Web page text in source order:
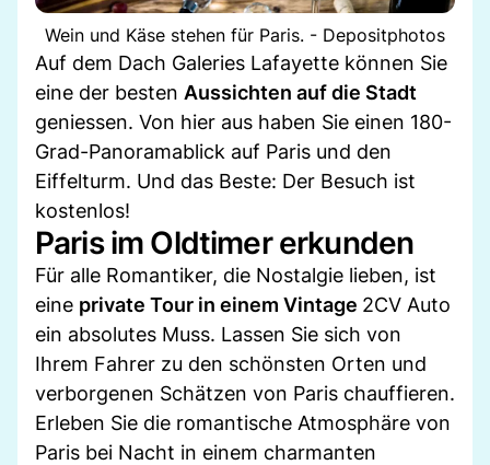
Wein und Käse stehen für Paris. - Depositphotos
Auf dem Dach Galeries Lafayette können Sie
eine der besten Aussichten auf die Stadt
geniessen. Von hier aus haben Sie einen 180-
Grad-Panoramablick auf Paris und den
Eiffelturm. Und das Beste: Der Besuch ist
kostenlos!
Paris im Oldtimer erkunden
Für alle Romantiker, die Nostalgie lieben, ist
eine private Tour in einem Vintage 2CV Auto
ein absolutes Muss. Lassen Sie sich von
Ihrem Fahrer zu den schönsten Orten und
verborgenen Schätzen von Paris chauffieren.
Erleben Sie die romantische Atmosphäre von
Paris bei Nacht in einem charmanten